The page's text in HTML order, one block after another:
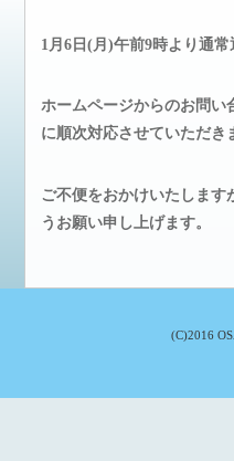
1月6日(月)午前9時より通常
ホームページからのお問い
に順次対応させていただき
ご不便をおかけいたします
うお願い申し上げます。
(C)2016